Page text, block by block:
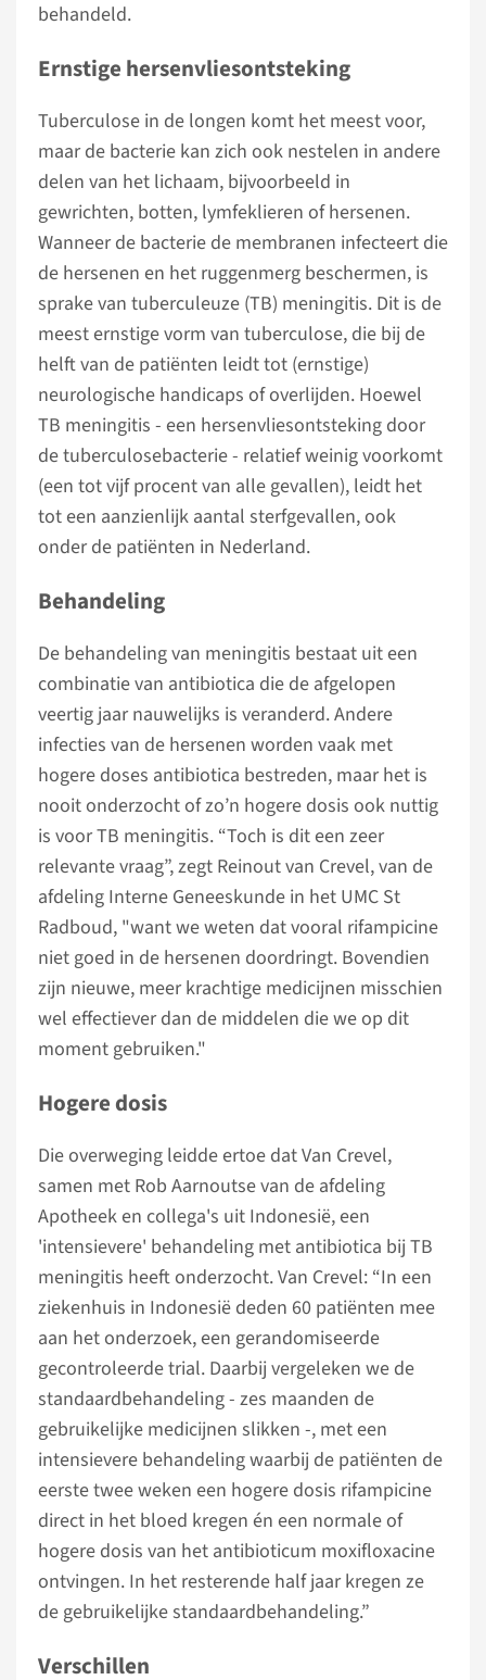
behandeld.
Ernstige hersenvliesontsteking
Tuberculose in de longen komt het meest voor,
maar de bacterie kan zich ook nestelen in andere
delen van het lichaam, bijvoorbeeld in
gewrichten, botten, lymfeklieren of hersenen.
Wanneer de bacterie de membranen infecteert die
de hersenen en het ruggenmerg beschermen, is
sprake van tuberculeuze (TB) meningitis. Dit is de
meest ernstige vorm van tuberculose, die bij de
helft van de patiënten leidt tot (ernstige)
neurologische handicaps of overlijden. Hoewel
TB meningitis - een hersenvliesontsteking door
de tuberculosebacterie - relatief weinig voorkomt
(een tot vijf procent van alle gevallen), leidt het
tot een aanzienlijk aantal sterfgevallen, ook
onder de patiënten in Nederland.
Behandeling
De behandeling van meningitis bestaat uit een
combinatie van antibiotica die de afgelopen
veertig jaar nauwelijks is veranderd. Andere
infecties van de hersenen worden vaak met
hogere doses antibiotica bestreden, maar het is
nooit onderzocht of zo’n hogere dosis ook nuttig
is voor TB meningitis. “Toch is dit een zeer
relevante vraag”, zegt Reinout van Crevel, van de
afdeling Interne Geneeskunde in het UMC St
Radboud, "want we weten dat vooral rifampicine
niet goed in de hersenen doordringt. Bovendien
zijn nieuwe, meer krachtige medicijnen misschien
wel effectiever dan de middelen die we op dit
moment gebruiken."
Hogere dosis
Die overweging leidde ertoe dat Van Crevel,
samen met Rob Aarnoutse van de afdeling
Apotheek en collega's uit Indonesië, een
'intensievere' behandeling met antibiotica bij TB
meningitis heeft onderzocht. Van Crevel: “In een
ziekenhuis in Indonesië deden 60 patiënten mee
aan het onderzoek, een gerandomiseerde
gecontroleerde trial. Daarbij vergeleken we de
standaardbehandeling - zes maanden de
gebruikelijke medicijnen slikken -, met een
intensievere behandeling waarbij de patiënten de
eerste twee weken een hogere dosis rifampicine
direct in het bloed kregen én een normale of
hogere dosis van het antibioticum moxifloxacine
ontvingen. In het resterende half jaar kregen ze
de gebruikelijke standaardbehandeling.”
Verschillen